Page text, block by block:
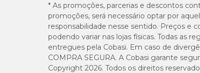
* As promoções, parcerias e descontos
promoções, será necessário optar por
responsabilidade nesse sentido. Preços e
podendo variar nas lojas físicas. Todas as
entregues pela Cobasi. Em caso de
COMPRA SEGURA. A Cobasi garante
Copyright 2026. Todos os direitos